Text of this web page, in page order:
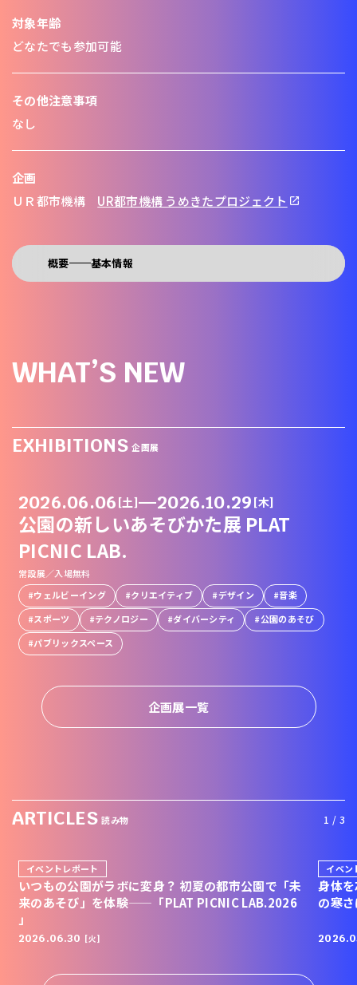
対象年齢
どなたでも参加可能
その他注意事項
なし
企画
ＵＲ都市機構 UR都市機構 うめきたプロジェクト
概要 基本情報
WHAT’S NEW
EXHIBITIONS 企画展
2026.06.06 [土] —2026.10.29 [木]
公園の新しいあそびかた展 PLAT
PICNIC LAB.
常設展／入場無料
ウェルビーイング
クリエイティブ デザイン
音楽
スポーツ
テクノロジー ダイバーシティ
公園のあそび
パブリックスペース
企画展一覧
ARTICLES 読み物 1 / 3
イベントレポート
いつもの公園がラボに変身？ 初夏の都市公園で「未
来のあそび」を体験——「PLAT PICNIC LAB.2026
」
2026.06.30 [火]
イベン
身体
の寒